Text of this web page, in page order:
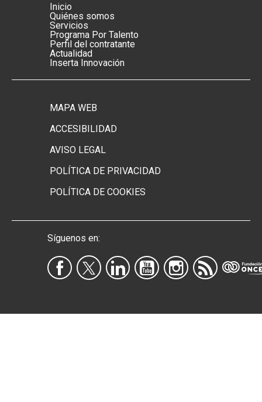
Menú footer principal
Inicio
Quiénes somos
Servicios
Programa Por Talento
Perfil del contratante
Actualidad
Inserta Innovación
Menú footer secundario
MAPA WEB
ACCESIBILIDAD
AVISO LEGAL
POLÍTICA DE PRIVACIDAD
POLÍTICA DE COOKIES
Síguenos en: